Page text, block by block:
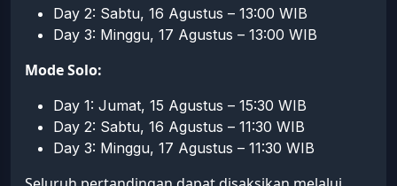
Day 2: Sabtu, 16 Agustus – 13:00 WIB
Day 3: Minggu, 17 Agustus – 13:00 WIB
Mode Solo:
Day 1: Jumat, 15 Agustus – 15:30 WIB
Day 2: Sabtu, 16 Agustus – 11:30 WIB
Day 3: Minggu, 17 Agustus – 11:30 WIB